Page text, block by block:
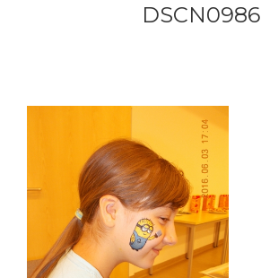
DSCN0986